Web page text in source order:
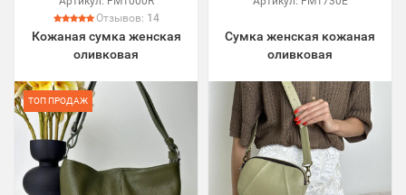
Отзывов: 14
Кожаная сумка женская
оливковая
ТОП ПРОДАЖ
Сумка женская кожаная
оливковая